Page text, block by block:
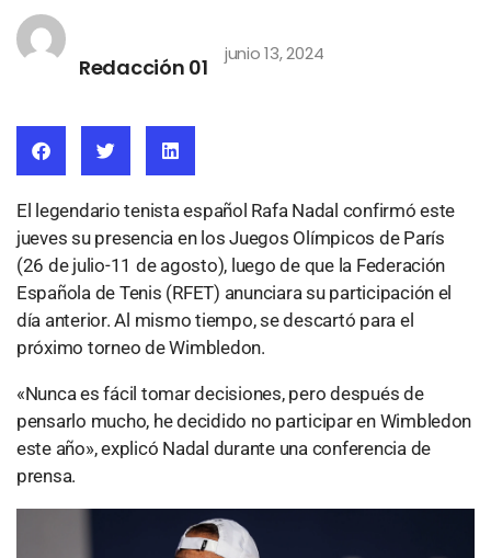
Redacción 01
junio 13, 2024
El legendario tenista español Rafa Nadal confirmó este
jueves su presencia en los Juegos Olímpicos de París
(26 de julio-11 de agosto), luego de que la Federación
Española de Tenis (RFET) anunciara su participación el
día anterior. Al mismo tiempo, se descartó para el
próximo torneo de Wimbledon.
«Nunca es fácil tomar decisiones, pero después de
pensarlo mucho, he decidido no participar en Wimbledon
este año», explicó Nadal durante una conferencia de
prensa.